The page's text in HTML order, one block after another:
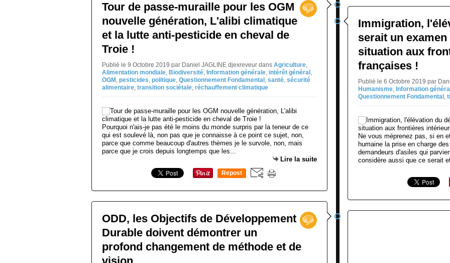
Tour de passe-muraille pour les OGM
nouvelle génération, L'alibi climatique
et la lutte anti-pesticide en cheval de
Troie !
Publié le 9 Octobre 2019 par Daniel JAGLINE djexreveur dans Agriculture,
Alimentation mondiale, Biodiversité, Information générale, intérêt général ,
OGM , pesticides, politique, Questionnement Fondamental , santé, sécurité
alimentaire, transition sociétale, réchauffement climatique
Pourquoi n'ais-je pas été le moins du monde surpris par la teneur de ce
qui est soulevé là, non pas que je connaisse à ce point ce sujet, non,
parce que comme beaucoup d'autres thèmes je le survole, non, mais
parce que je crois depuis longtemps que les...
Lire la suite
Repost
ODD, les Objectifs de Développement
Durable doivent démontrer un
profond changement de méthode et de
Immigration,
serait un
situation aux
françaises !
Publié le 6 Octobre 2019 par
Humanisme, Information
Questionnement Fondamental ,
Ne vous méprenez pas, si en
humaine la prise en charge
demandeurs d'asiles qui
considère aussi que ce serait